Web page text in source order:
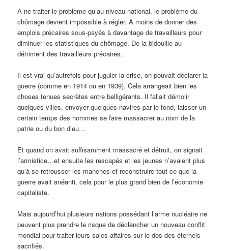
A ne traiter le problème qu’au niveau national, le problème du
chômage devient impossible à régler. A moins de donner des
emplois précaires sous-payés à davantage de travailleurs pour
diminuer les statistiques du chômage. De la bidouille au
détriment des travailleurs précaires.
Il est vrai qu’autrefois pour juguler la crise, on pouvait déclarer la
guerre (comme en 1914 ou en 1939). Cela arrangeait bien les
choses tenues secrètes entre belligérants. Il fallait démolir
quelques villes, envoyer quelques navires par le fond, laisser un
certain temps des hommes se faire massacrer au nom de la
patrie ou du bon dieu…
Et quand on avait suffisamment massacré et détruit, on signait
l’armistice…et ensuite les rescapés et les jeunes n’avaient plus
qu’à se retrousser les manches et reconstruire tout ce que la
guerre avait anéanti, cela pour le plus grand bien de l’économie
capitaliste.
Mais aujourd’hui plusieurs nations possédant l’arme nucléaire ne
peuvent plus prendre le risque de déclencher un nouveau conflit
mondial pour traiter leurs sales affaires sur le dos des éternels
sacrifiés.